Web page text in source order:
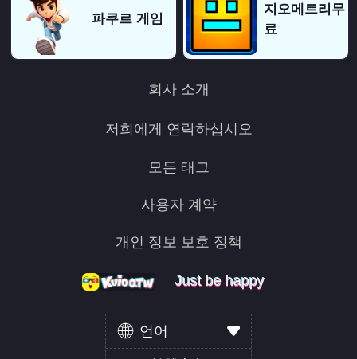
파쿠르 게임
지오메트리무
료
회사 소개
저희에게 연락하십시오
모든 태그
사용자 계약
개인 정보 보호 정책
Just be happy
Just be happy
Just be happy
언어